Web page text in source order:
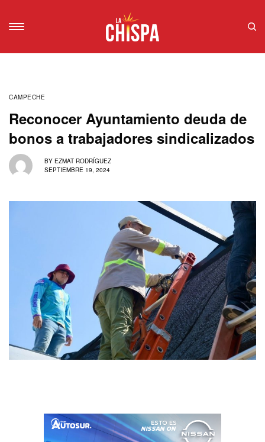
CAMPECHE
Reconocer Ayuntamiento deuda de
bonos a trabajadores sindicalizados
BY EZMAT RODRÍGUEZ
SEPTIEMBRE 19, 2024